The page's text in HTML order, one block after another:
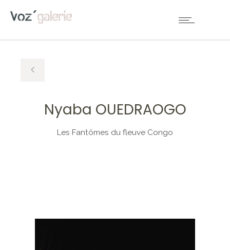
Nyaba OUEDRAOGO
Les Fantômes du fleuve Congo